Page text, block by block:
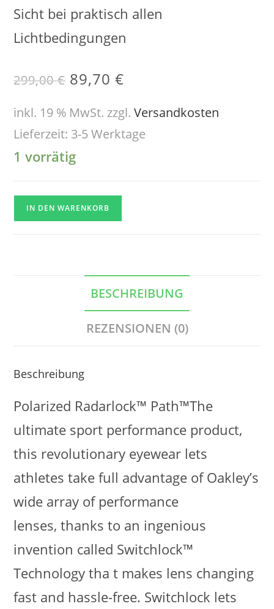
Sicht bei praktisch allen
Lichtbedingungen
299,00€ 89,70€
inkl. 19 % MwSt. zzgl.Versandkosten
Lieferzeit: 3-5 Werktage
1 vorrätig
IN DEN WARENKORB
BESCHREIBUNG
REZENSIONEN (0)
Beschreibung
Polarized Radarlock™ Path™The
ultimate sport performance product,
this revolutionary eyewear lets
athletes take full advantage of Oakley’s
wide array of performance
lenses, thanks to an ingenious
invention called Switchlock™
Technology tha t makes lens changing
fast and hassle-free. Switchlock lets